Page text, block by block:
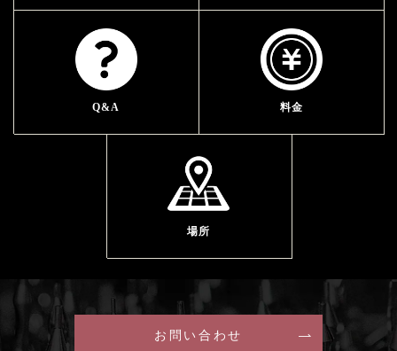
Q&A 料金
場所
お問い合わせ